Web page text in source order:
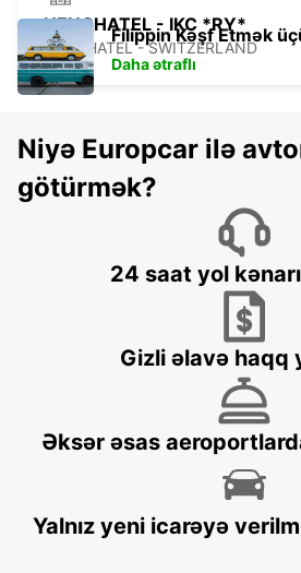
NEUCHATEL - IKC *RY*
NEUCHATEL - SWITZERLAND
FRIBOURG - IKC *RY*
FRIBOURG - SWITZERLAND
BASEL DREISPITZ - IKC *RY*
BASEL - SWITZERLAND
THUN - IKC *RY*
THUN - SWITZERLAND
Filippin Kəşf Etmək
Daha ətraflı
Niyə Europcar ilə
götürmək?
24 saat yol
Gizli əlavə haqq
Əksər əsas
Yalnız yeni icarəyə